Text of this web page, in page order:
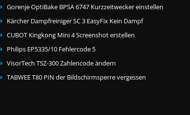
Gorenje OptiBake BPSA 6747 Kurzzeitwecker einstellen
Kärcher Dampfreiniger SC 3 EasyFix Kein Dampf
CUBOT Kingkong Mini 4 Screenshot erstellen
Philips EP5335/10 Fehlercode 5
VisorTech TSZ-300 Zahlencode ändern
TABWEE T80 PIN der Bildschirmsperre vergessen